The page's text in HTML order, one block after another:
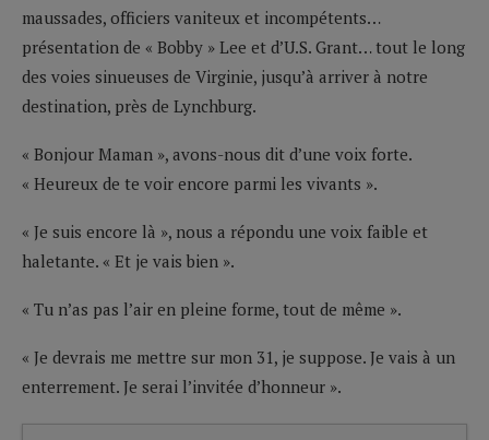
maussades, officiers vaniteux et incompétents…
présentation de « Bobby » Lee et d’U.S. Grant… tout le long
des voies sinueuses de Virginie, jusqu’à arriver à notre
destination, près de Lynchburg.
« Bonjour Maman », avons-nous dit d’une voix forte.
« Heureux de te voir encore parmi les vivants ».
« Je suis encore là », nous a répondu une voix faible et
haletante. « Et je vais bien ».
« Tu n’as pas l’air en pleine forme, tout de même ».
« Je devrais me mettre sur mon 31, je suppose. Je vais à un
enterrement. Je serai l’invitée d’honneur ».